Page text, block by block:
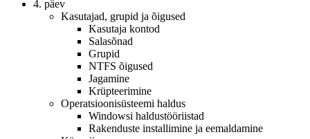
4. päev
Kasutajad, grupid ja õigused
Kasutaja kontod
Salasõnad
Grupid
NTFS õigused
Jagamine
Krüpteerimine
Operatsioonisüsteemi haldus
Windowsi haldustööriistad
Rakenduste installimine ja eemaldamine